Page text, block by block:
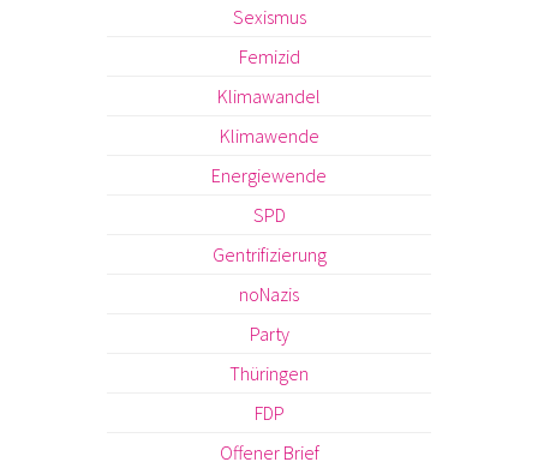
Sexismus
Femizid
Klimawandel
Klimawende
Energiewende
SPD
Gentrifizierung
noNazis
Party
Thüringen
FDP
Offener Brief